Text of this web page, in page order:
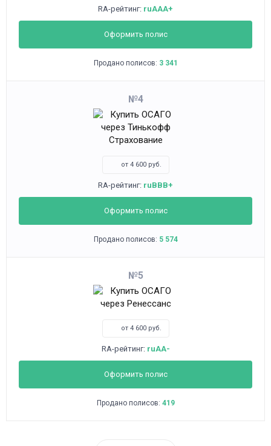
RA-рейтинг: ruAAA+
Оформить полис
Продано полисов: 3 341
4
от 4 600 руб.
RA-рейтинг: ruBBB+
Оформить полис
Продано полисов: 5 574
5
от 4 600 руб.
RA-рейтинг: ruAA-
Оформить полис
Продано полисов: 419